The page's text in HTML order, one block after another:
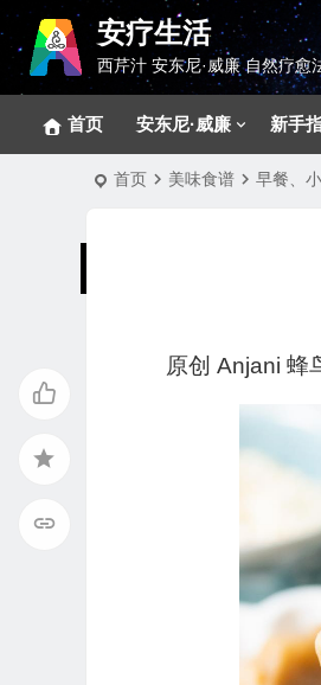
安疗生活
西芹汁 安东尼·威廉 自然疗
首页 安东尼·威廉 新手
首页 美味食谱 早餐、
原创 Anjani 蜂